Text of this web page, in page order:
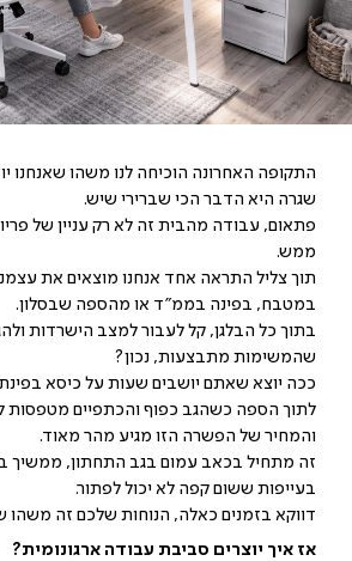
התקופה האחרונה הוכיחה לנו משהו שאנחנו
שגרה היא הדבר הכי שברירי שיש.
פתאום, עבודה מהבית זה לא רק עניין של
ממש.
תוך צליל התראה אחד אנחנו מוצאים את
במטבח, בפינה בממ"ד או מהספה שבסלון.
בתוך כל הבלגן, קל לעבור למצב הישרדות
שהמשימות מתבצעות, נכון?
ככה יוצא שאתם יושבים שעות על כיסא
לתוך הספה כשהגב כפוף והכתפיים מטפסות
והמחיר של הפשרה הזו מגיע מהר מאוד.
זה מתחיל בכאב עמום בגב התחתון, ממשיך
בעייפות ששום קפה לא יכול לפתור.
דווקא בזמנים כאלה, הנוחות שלכם זה משהו
אז איך יוצרים סביבת עבודה ארגונומית?